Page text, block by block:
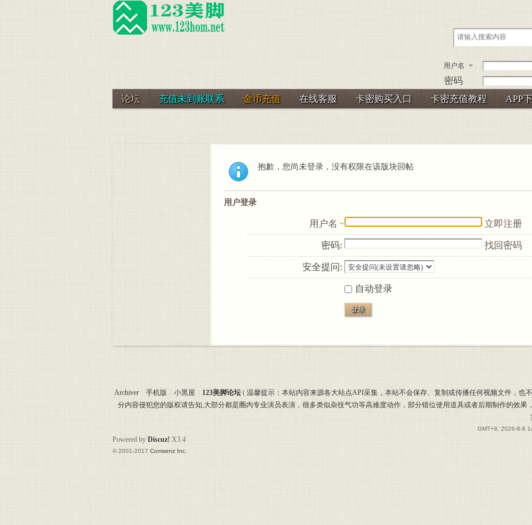
用户名
密码
论坛 充值未到账联系 金币充值 在线客服 卡密购买入口 卡密充值教程 APP
抱歉，您尚未登录，没有权限在该版块回帖
用户登录
用户名 立即注册
密码: 找回密码
安全提问:
自动登录
登录
Archiver 手机版 小黑屋 123美脚论坛 ( 温馨提示：本站内容来源各大站点API采集，本站不会保存、复制或传播任何视频文件，也
分内容侵犯您的版权请告知,大部分都是圈内专业演员表演，很多类似杂技气功等高难度动作，部分错位使用道具或者后期制作的效
GMT+8, 2026-8-8
Powered by Discuz! X3.4
© 2001-2017 Comsenz Inc.